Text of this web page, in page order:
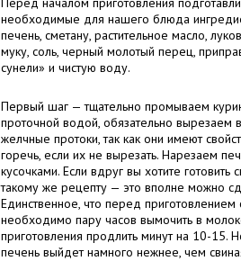
необходимые для нашего блюда
печень, сметану, растительное масло,
муку, соль, черный молотый перец,
сунели» и чистую воду.
Первый шаг — тщательно промываем
проточной водой, обязательно вырезаем
желчные протоки, так как они имеют
горечь, если их не вырезать. Нарезаем
кусочками. Если вдруг вы хотите готовить
такому же рецепту — это вполне можно
Единственное, что перед приготовлением
необходимо пару часов вымочить в
приготовления продлить минут на 10-15.
печень выйдет намного нежнее, чем